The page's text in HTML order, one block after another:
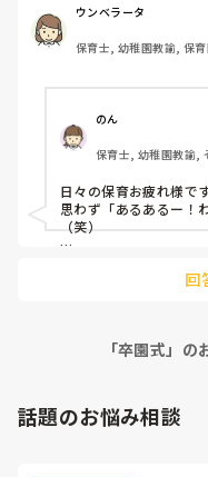
・会費を集めてお菓子
食べますが休憩はほと
の気持ち次第でならわ
・休みを取るとお菓子
など『ご迷惑おかけし
・休日出勤の代休など
がとうございました』
・手書き文章を添えた年
・園長が帰らないと帰
とうございました😊』
みなさんの園もありま
ウンベラータ
保育士, 幼稚園教諭, 保
のん
保育士, 幼稚園教諭,
発達支援施設, その他
日々の保育お疲れ様で
思わず「あるあるー！
（笑）
・若手が率先して「や
・園長が何か作業をし
あるあるはどこの園で
回
「卒園式」
話題のお悩み相談